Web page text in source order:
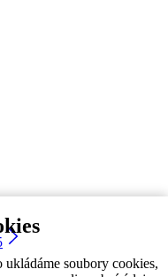
soubory cookies,